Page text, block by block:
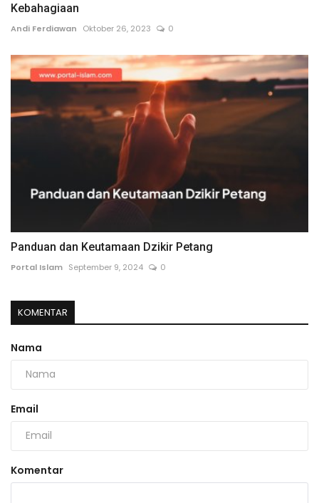
Kebahagiaan
Andi Ferdiawan Oktober 26, 2023 0
Panduan dan Keutamaan Dzikir Petang
Portal Islam September 9, 2024 0
KOMENTAR
Nama
Email
Komentar